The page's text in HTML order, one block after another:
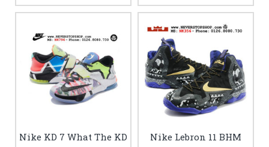
Nike KD 7 What The KD Nike Lebron 11 BHM